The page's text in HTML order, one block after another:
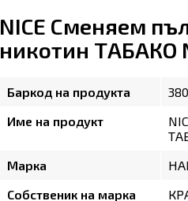
NICE Сменяем
никотин ТАБАКО
Баркод на продукта
Име на продукт
Марка
Собственик на марка